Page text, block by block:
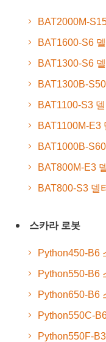
BAT2000M-
BAT1600-S6
BAT1300-S6
BAT1300B-
BAT1100-S3
BAT1100M-E3
BAT1000B-
BAT800M-E3
BAT800-S3 델
스카라 로봇
Python450-B6
Python550-B6
Python650-B6
Python550C-
Python550F-